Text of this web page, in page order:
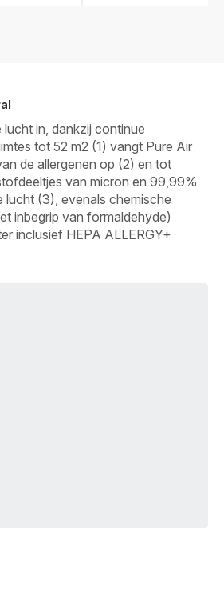
in, dankzij continue
tot 52 m2 (1) vangt Pure Air
de allergenen op (2) en tot
van micron en 99,99%
lucht (3), evenals chemische
inbegrip van formaldehyde)
inclusief HEPA ALLERGY+